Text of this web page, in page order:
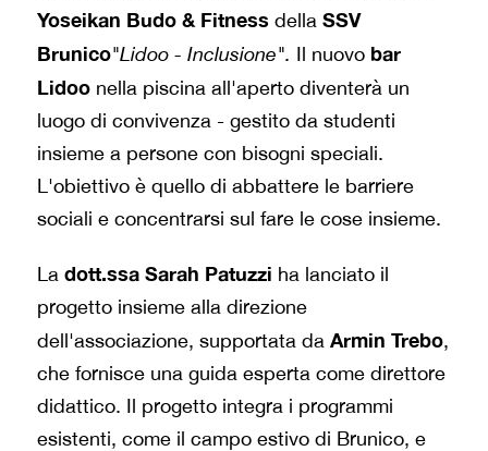
Yoseikan Budo & Fitness della SSV
Brunico"Lidoo - Inclusione". Il nuovo bar
Lidoonella piscina all'aperto diventerà un
luogo di convivenza - gestito da studenti
insieme a persone con bisogni speciali.
L'obiettivo è quello di abbattere le barriere
sociali e concentrarsi sul fare le cose insieme.
La dott.ssa Sarah Patuzzi ha lanciato il
progetto insieme alla direzione
dell'associazione, supportata da Armin Trebo,
che fornisce una guida esperta come direttore
didattico. Il progetto integra i programmi
esistenti, come il campo estivo di Brunico, e